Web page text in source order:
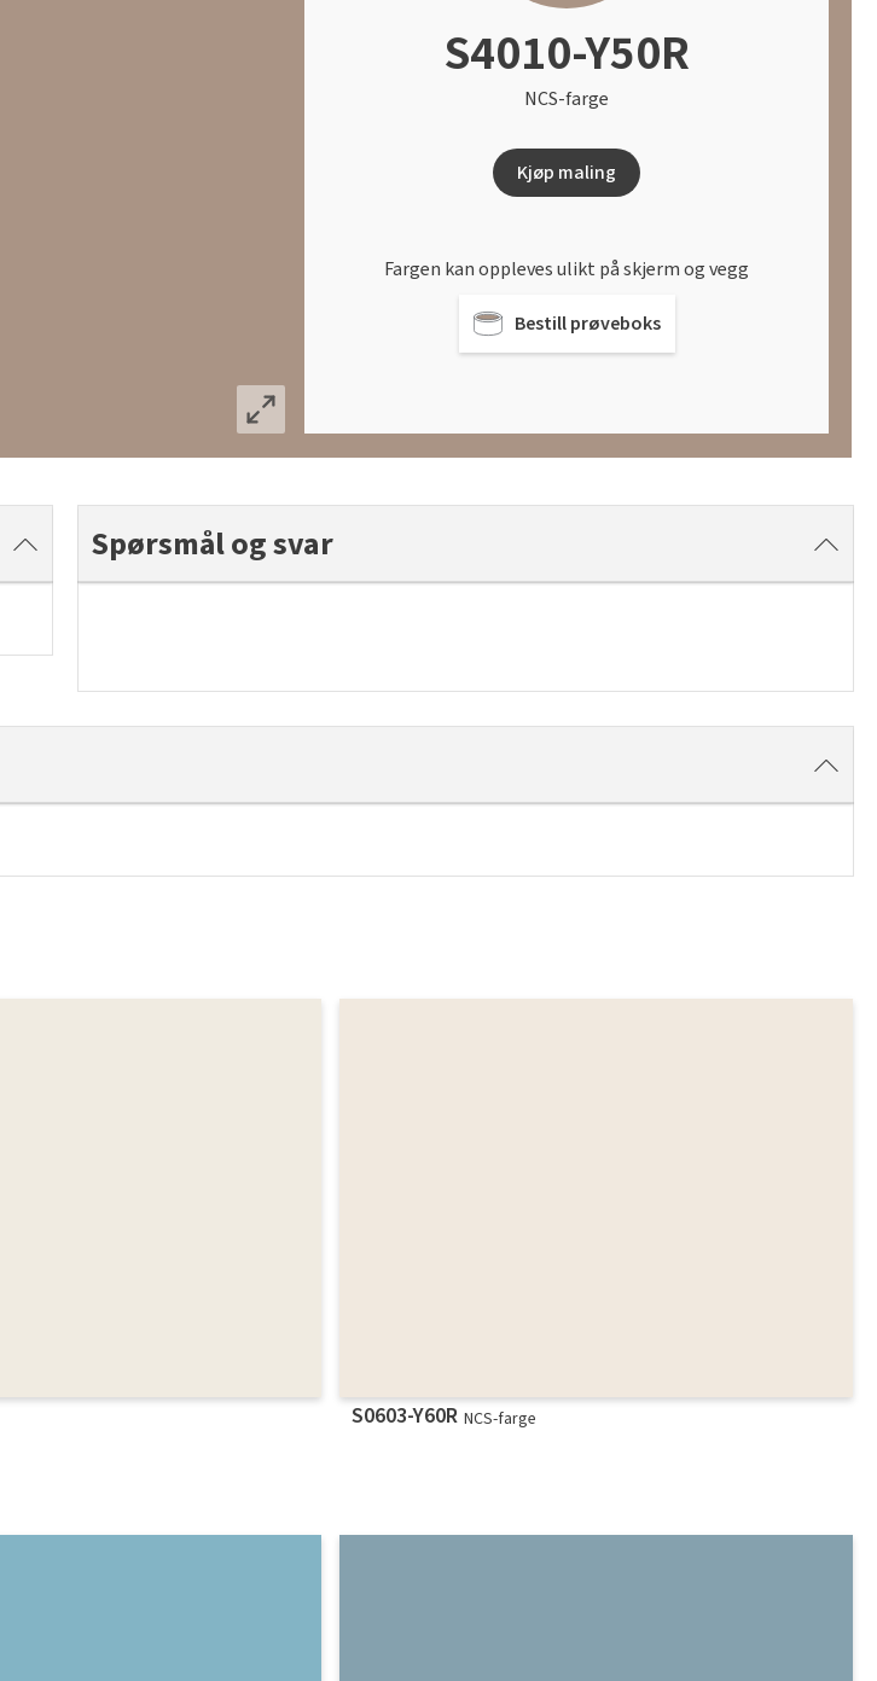
S4010-Y50R
NCS-farge
Kjøp maling
Fargen kan oppleves ulikt på skjerm og vegg
Bestill prøveboks
Spørsmål og svar
S0603-Y60R NCS-farge